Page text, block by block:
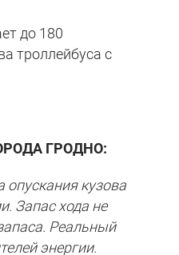
до 180
троллейбуса с
ГРОДНО:
опускания кузова
Запас хода не
Реальный
энергии.